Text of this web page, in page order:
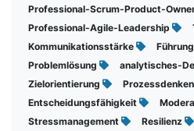
Professional-Scrum-Product-
Professional-Agile-Leadership
Kommunikationsstärke
Problemlösung
analytisches-
Zielorientierung
Entscheidungsfähigkeit
Stressmanagement
Resilienz